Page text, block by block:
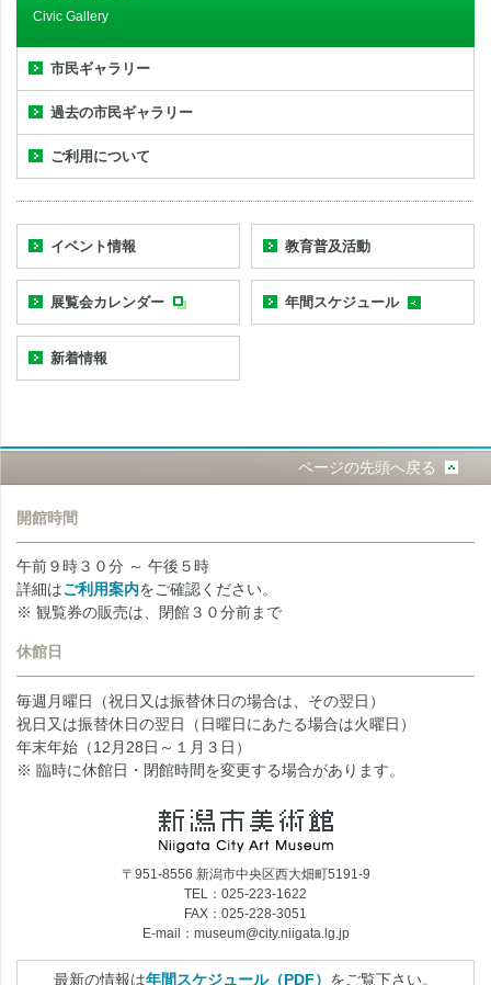
Civic Gallery
市民ギャラリー
過去の市民ギャラリー
ご利用について
イベント情報 教育普及活動
展覧会カレンダー 年間スケジュール
新着情報
ページの先頭へ戻る
開館時間
午前９時３０分 ～ 午後５時
詳細はご利用案内をご確認ください。
※ 観覧券の販売は、閉館３０分前まで
休館日
毎週月曜日（祝日又は振替休日の場合は、その翌日）
祝日又は振替休日の翌日（日曜日にあたる場合は火曜日）
年末年始（12月28日～１月３日）
※ 臨時に休館日・閉館時間を変更する場合があります。
〒951-8556 新潟市中央区西大畑町5191-9
TEL：025-223-1622
FAX：025-228-3051
E-mail：museum@city.niigata.lg.jp
最新の情報は年間スケジュール（PDF） をご覧下さい。